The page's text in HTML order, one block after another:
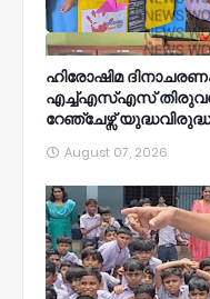
ഹിരോഷിമ
എച്ച്എസ്എസ്
റേഞ്ചേഴ്സ്
August 07, 2026